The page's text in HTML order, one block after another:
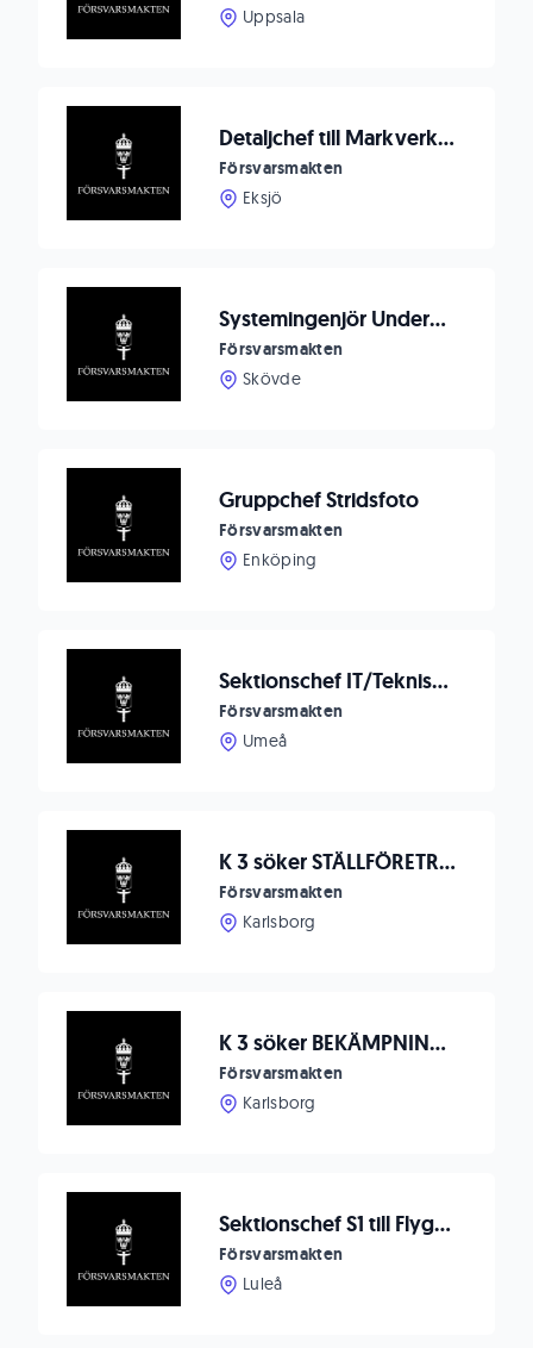
Uppsala
Detaljchef till Markverkstaden i Eksjö
Försvarsmakten
Eksjö
Systemingenjör Underhållsutrustning till Försvarsmaktens logistik
Försvarsmakten
Skövde
Gruppchef Stridsfoto
Försvarsmakten
Enköping
Sektionschef IT/Teknisk bevakning
Försvarsmakten
Umeå
K 3 söker STÄLLFÖRETRÄDANDE SEKTIONSCHEF (OF 2) till genomförandesektionen S3 32. underrättelsebataljon.
Försvarsmakten
Karlsborg
K 3 söker BEKÄMPNINGSCHEF (SO 7-8) till 32. underrättelsebataljon.
Försvarsmakten
Karlsborg
Sektionschef S1 till Flygbasbataljonen F 21
Försvarsmakten
Luleå